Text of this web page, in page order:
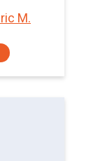
M.